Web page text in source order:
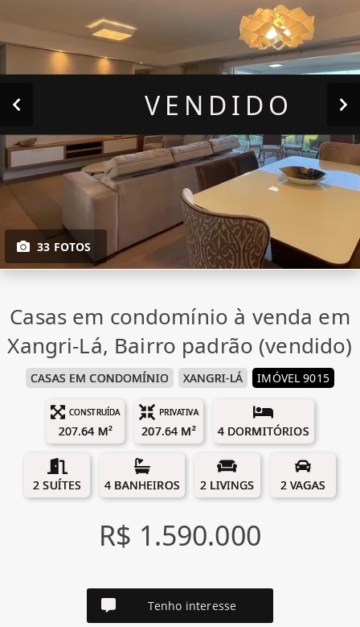
33 FOTOS
VENDIDO
Casas em condomínio à venda em
Xangri-Lá, Bairro padrão (vendido)
CASAS EM CONDOMÍNIO XANGRI-LÁ IMÓVEL 9015
CONSTRUÍDA
207.64 M²
PRIVATIVA
207.64 M² 4 DORMITÓRIOS
2 SUÍTES 4 BANHEIROS 2 LIVINGS 2 VAGAS
R$ 1.590.000
Tenho interesse